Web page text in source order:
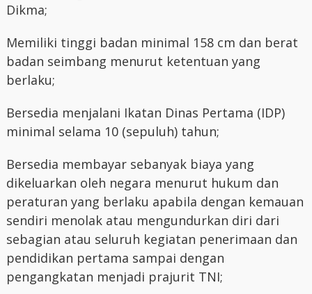
Dikma;
Memiliki tinggi badan minimal 158 cm dan berat
badan seimbang menurut ketentuan yang
berlaku;
Bersedia menjalani Ikatan Dinas Pertama (IDP)
minimal selama 10 (sepuluh) tahun;
Bersedia membayar sebanyak biaya yang
dikeluarkan oleh negara menurut hukum dan
peraturan yang berlaku apabila dengan kemauan
sendiri menolak atau mengundurkan diri dari
sebagian atau seluruh kegiatan penerimaan dan
pendidikan pertama sampai dengan
pengangkatan menjadi prajurit TNI;